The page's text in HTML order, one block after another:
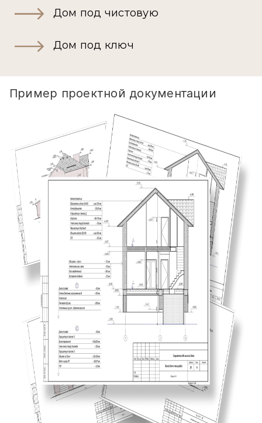
Дом под чистовую
Дом под ключ
Пример проектной документации